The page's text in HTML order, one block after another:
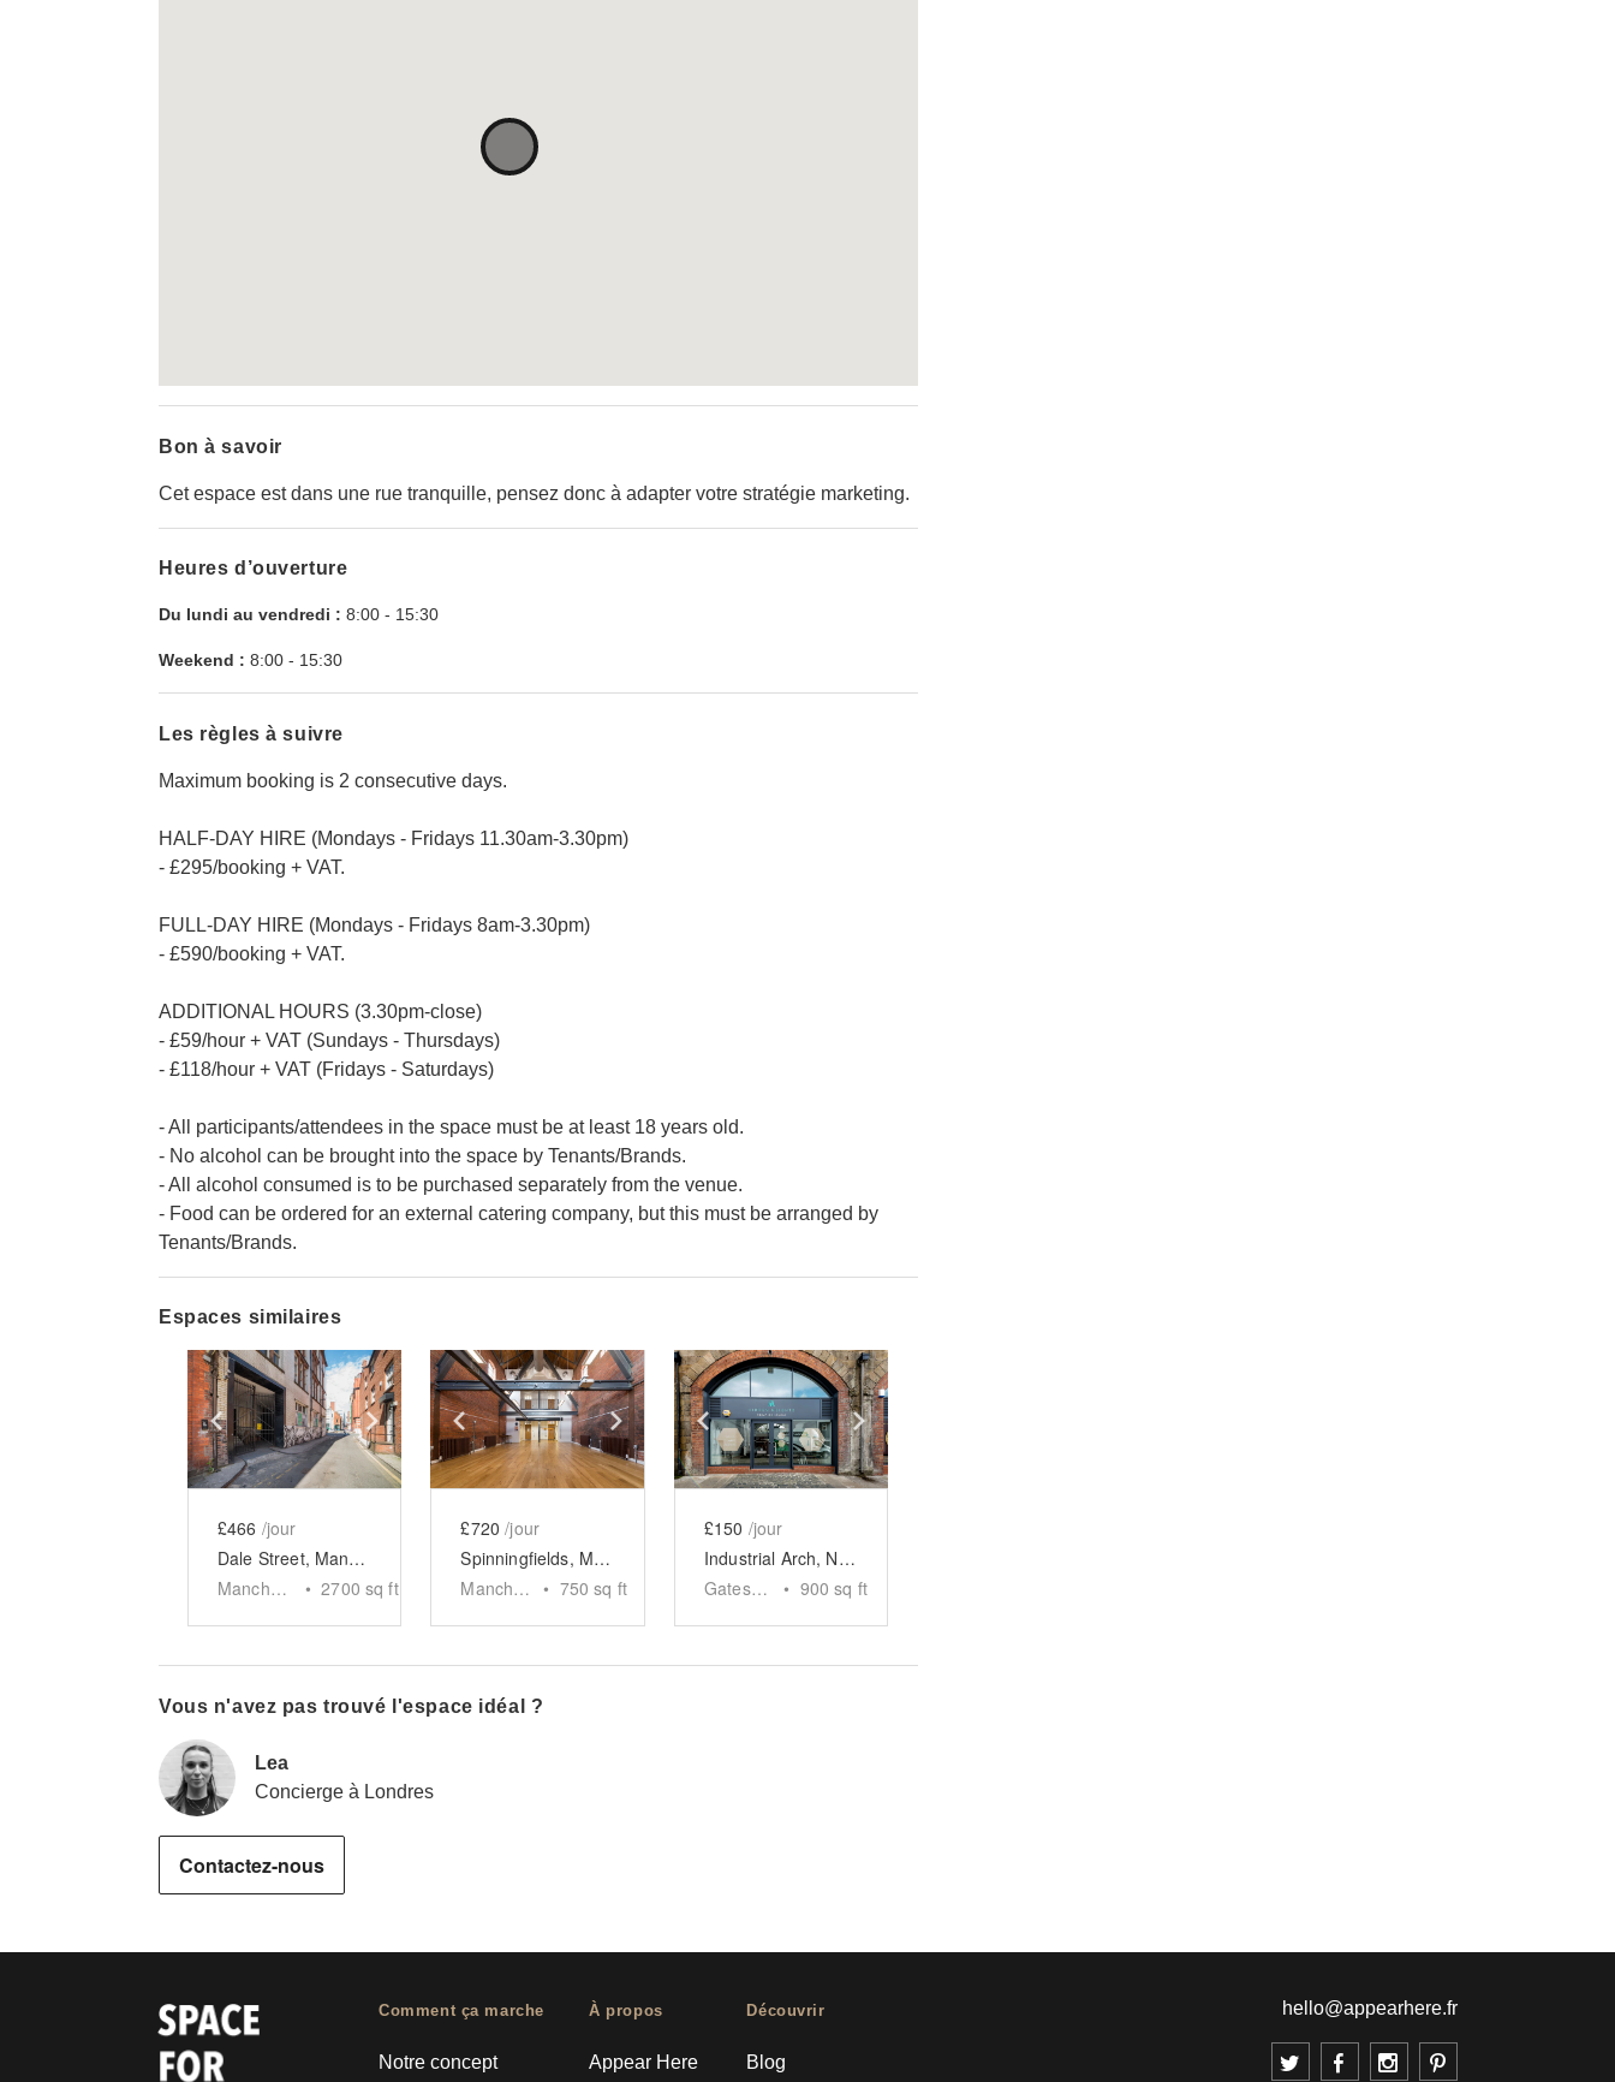
Bon à savoir
Cet espace est dans une rue tranquille, pensez donc à adapter votre stratégie marketing.
Heures d’ouverture
Du lundi au vendredi : 8:00 - 15:30
Weekend : 8:00 - 15:30
Les règles à suivre
Maximum booking is 2 consecutive days.
HALF-DAY HIRE (Mondays - Fridays 11.30am-3.30pm)
- £295/booking + VAT.
FULL-DAY HIRE (Mondays - Fridays 8am-3.30pm)
- £590/booking + VAT.
ADDITIONAL HOURS (3.30pm-close)
- £59/hour + VAT (Sundays - Thursdays)
- £118/hour + VAT (Fridays - Saturdays)
- All participants/attendees in the space must be at least 18 years old.
- No alcohol can be brought into the space by Tenants/Brands.
- All alcohol consumed is to be purchased separately from the venue.
- Food can be ordered for an external catering company, but this must be arranged by
Tenants/Brands.
Espaces similaires
Show previous slideShow next slide
£466 /jour
Dale Street, Manchester - Industrial Event Space
Manchester
• 2700 sq ft
Show previous slideShow next slide
£720 /jour
Spinningfields, Manchester - The Coal Store
Manchester
• 750 sq ft
Show previous slideShow next slide
£150 /jour
Industrial Arch, Newcastle
Gateshead
• 900 sq ft
Vous n'avez pas trouvé l'espace idéal ?
Lea
Concierge à Londres
Contactez-nous
Comment ça marche
Notre concept
À propos
Appear Here
Découvrir
Blog
hello@appearhere.fr